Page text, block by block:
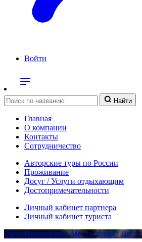
Войти
Найти
Главная
О компании
Контакты
Сотрудничество
Авторские туры по России
Проживание
Досуг / Услуги отдыхающим
Достопримечательности
Личный кабинет партнера
Личный кабинет туриста
Туры ПроживаниеМеста отдыха Досуг